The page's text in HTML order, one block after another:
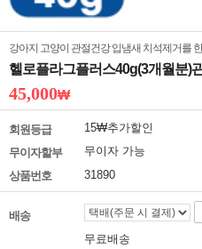
강아지 고양이 관절건강 입냄새 치석제거를
헬로플라그플러스40g(3개월분)
45,000₩
회원등급
15₩추가할인
무이자할부
무이자 가능
상품번호
31890
배송
무료배송